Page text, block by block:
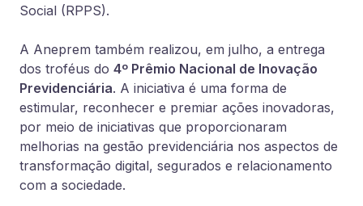
Social (RPPS).
A Aneprem também realizou, em julho, a entrega
dos troféus do 4º Prêmio Nacional de Inovação
Previdenciária. A iniciativa é uma forma de
estimular, reconhecer e premiar ações inovadoras,
por meio de iniciativas que proporcionaram
melhorias na gestão previdenciária nos aspectos de
transformação digital, segurados e relacionamento
com a sociedade.